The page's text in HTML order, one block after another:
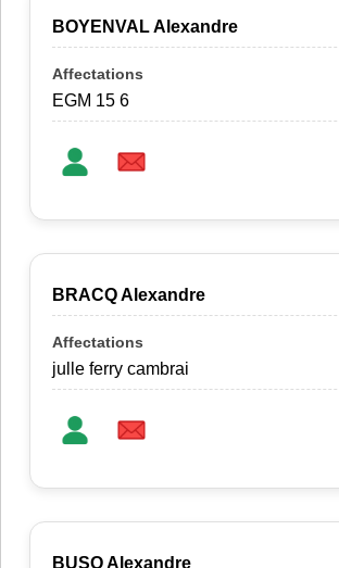
BOYENVAL Alexandre
EGM 15 6
BRACQ Alexandre
julle ferry cambrai
BUSO Alexandre